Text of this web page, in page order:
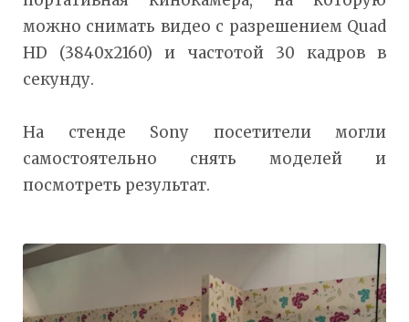
можно снимать видео с разрешением Quad
HD (3840x2160) и частотой 30 кадров в
секунду.
На стенде Sony посетители могли
самостоятельно снять моделей и
посмотреть результат.